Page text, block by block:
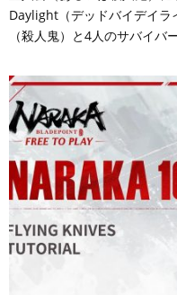
Daylight（デッドバイデイラ
（殺人鬼）と4人のサバイバ